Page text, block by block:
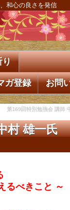
和心の良さを発信
り
ガ登録 お問
第169回特別勉強会 講師
村 雄一氏
るべきこと ～